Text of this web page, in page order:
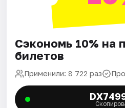
Сэкономь 10% на
билетов
Применили: 8 722 раз